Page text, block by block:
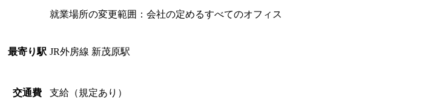
就業場所の変更範囲：会社の定めるすべてのオフィス
最寄り駅 JR外房線 新茂原駅
交通費 支給（規定あり）